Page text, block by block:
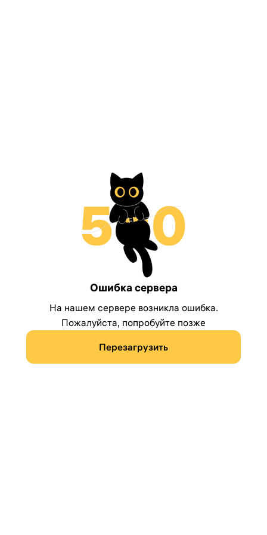
Ошибка сервера
На нашем сервере возникла ошибка.
Пожалуйста, попробуйте позже
Перезагрузить